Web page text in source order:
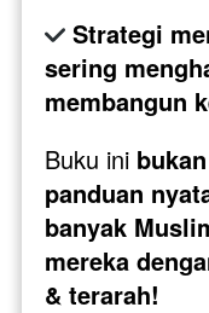
Strategi
sering
membangun
Buku ini
panduan
banyak
mereka
& terarah!